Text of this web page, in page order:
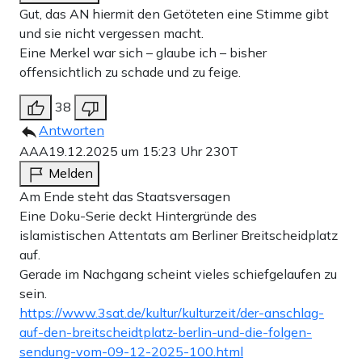
Der schlimmste islamistische Terroranschlag in der
Geschichte der Bundesrepublik ist also auch eine Folge
von politischem Versagen. Ohne dieses Versagen könnten
13 unschuldige Menschen heute noch leben:
Der LKW-Fahrer Łukasz Urban, der zum Zeitpunkt
seiner Ermordung eigentlich längst zu Hause in Polen bei
seiner Frau und seinem 17-jährigen Sohn sein wollte –
denen er noch Weihnachtsgeschenke kaufen wollte. Seine
Mutter Janina sagt derDWnach dem Tod ihres Sohnes
Gut, das AN hiermit den Getöteten eine Stimme gibt
und sie nicht vergessen macht.
Eine Merkel war sich – glaube ich – bisher
offensichtlich zu schade und zu feige.
38
Antworten
AAA19.12.2025 um 15:23 Uhr 230T
Melden
Am Ende steht das Staatsversagen
Eine Doku-Serie deckt Hintergründe des
islamistischen Attentats am Berliner Breitscheidplatz
auf.
Gerade im Nachgang scheint vieles schiefgelaufen zu
sein.
https://www.3sat.de/kultur/kulturzeit/der-anschlag-
auf-den-breitscheidtplatz-berlin-und-die-folgen-
sendung-vom-09-12-2025-100.html